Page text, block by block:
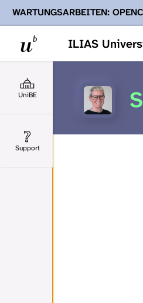
ILIAS
WARTUNGSARBEITEN:
Ihnen Podcasts, Opencast-
UniBE
Support